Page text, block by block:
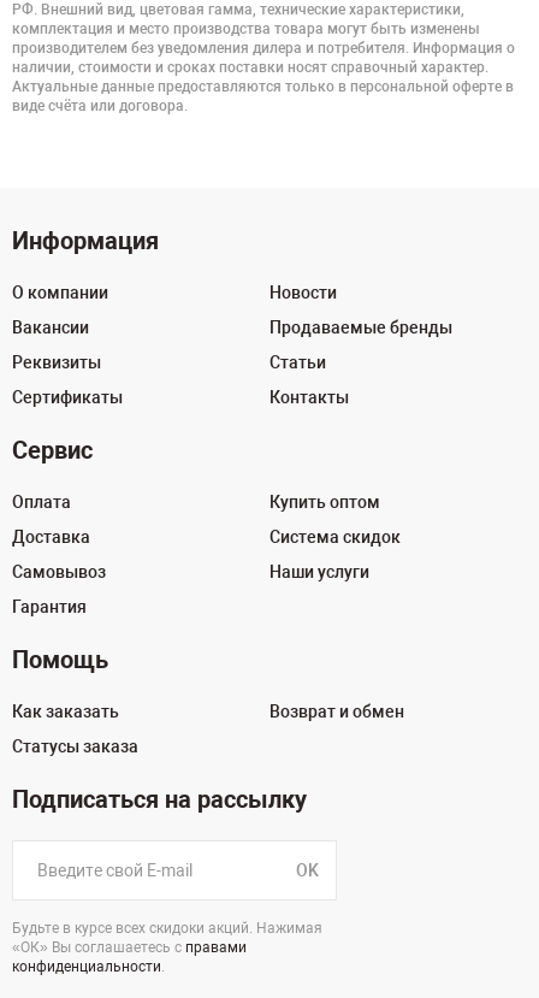
РФ. Внешний вид, цветовая гамма, технические характеристики,
комплектация и место производства товара могут быть изменены
производителем без уведомления дилера и потребителя. Информация о
наличии, стоимости и сроках поставки носят справочный характер.
Актуальные данные предоставляются только в персональной оферте в
виде счёта или договора.
Информация
О компании
Вакансии
Реквизиты
Сертификаты
Новости
Продаваемые бренды
Статьи
Контакты
Сервис
Оплата
Доставка
Самовывоз
Гарантия
Купить оптом
Система скидок
Наши услуги
Помощь
Как заказать
Статусы заказа
Возврат и обмен
Подписаться на рассылку
OK
Будьте в курсе всех скидоки акций. Нажимая
«ОК» Вы соглашаетесь с правами
конфиденциальности.